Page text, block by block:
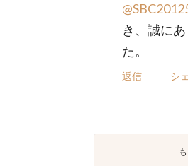
き、誠に
た。
返信 シ